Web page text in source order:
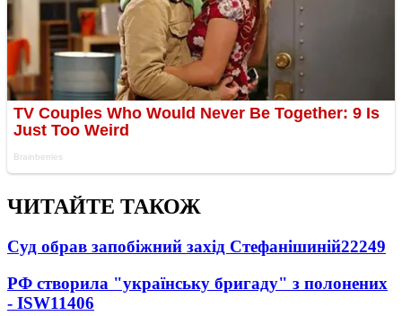
ЧИТАЙТЕ ТАКОЖ
Суд обрав запобіжний захід Стефанішиній22249
РФ створила "українську бригаду" з полонених
- ISW11406